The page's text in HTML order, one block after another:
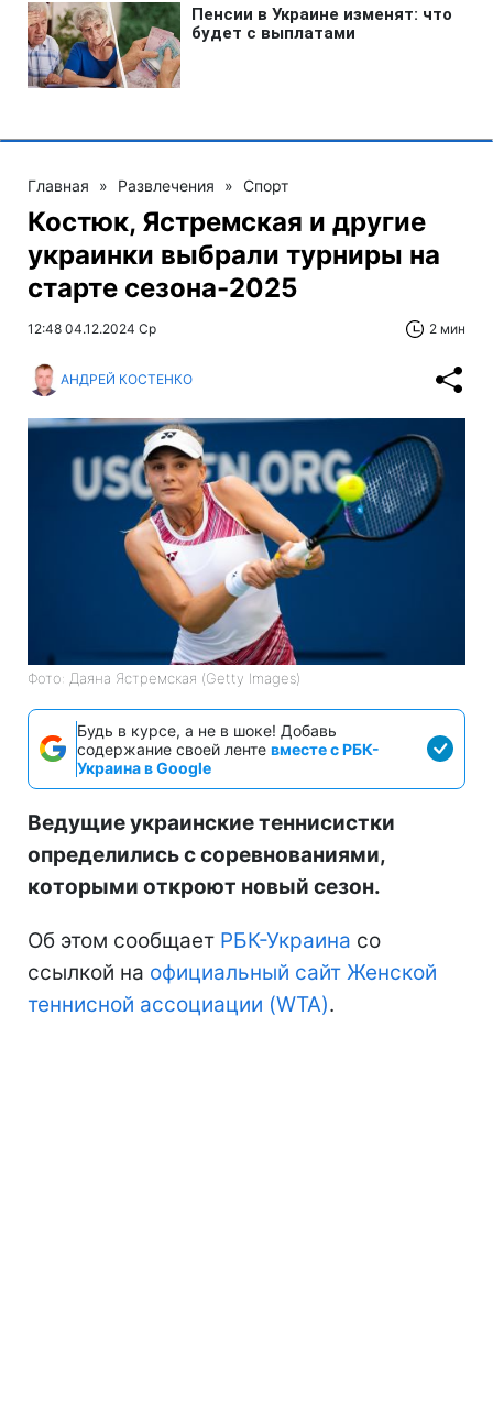
Главная » Развлечения » Спорт
Костюк, Ястремская и другие
украинки выбрали турниры на
старте сезона-2025
12:48 04.12.2024 Ср 2 мин
АНДРЕЙ КОСТЕНКО
Фото: Даяна Ястремская (Getty Images)
Будь в курсе, а не в шоке! Добавь
содержание своей ленте вместе с РБК-
Украина в Google
Ведущие украинские теннисистки
определились с соревнованиями,
которыми откроют новый сезон.
Об этом сообщает РБК-Украина со
ссылкой на официальный сайт Женской
теннисной ассоциации (WTA).